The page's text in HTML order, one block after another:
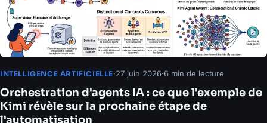
INTELLIGENCE ARTIFICIELLE·27 juin 2026·6 min de lecture
Orchestration d'agents IA : ce que l'exemple de
Kimi révèle sur la prochaine étape de
l'automatisation